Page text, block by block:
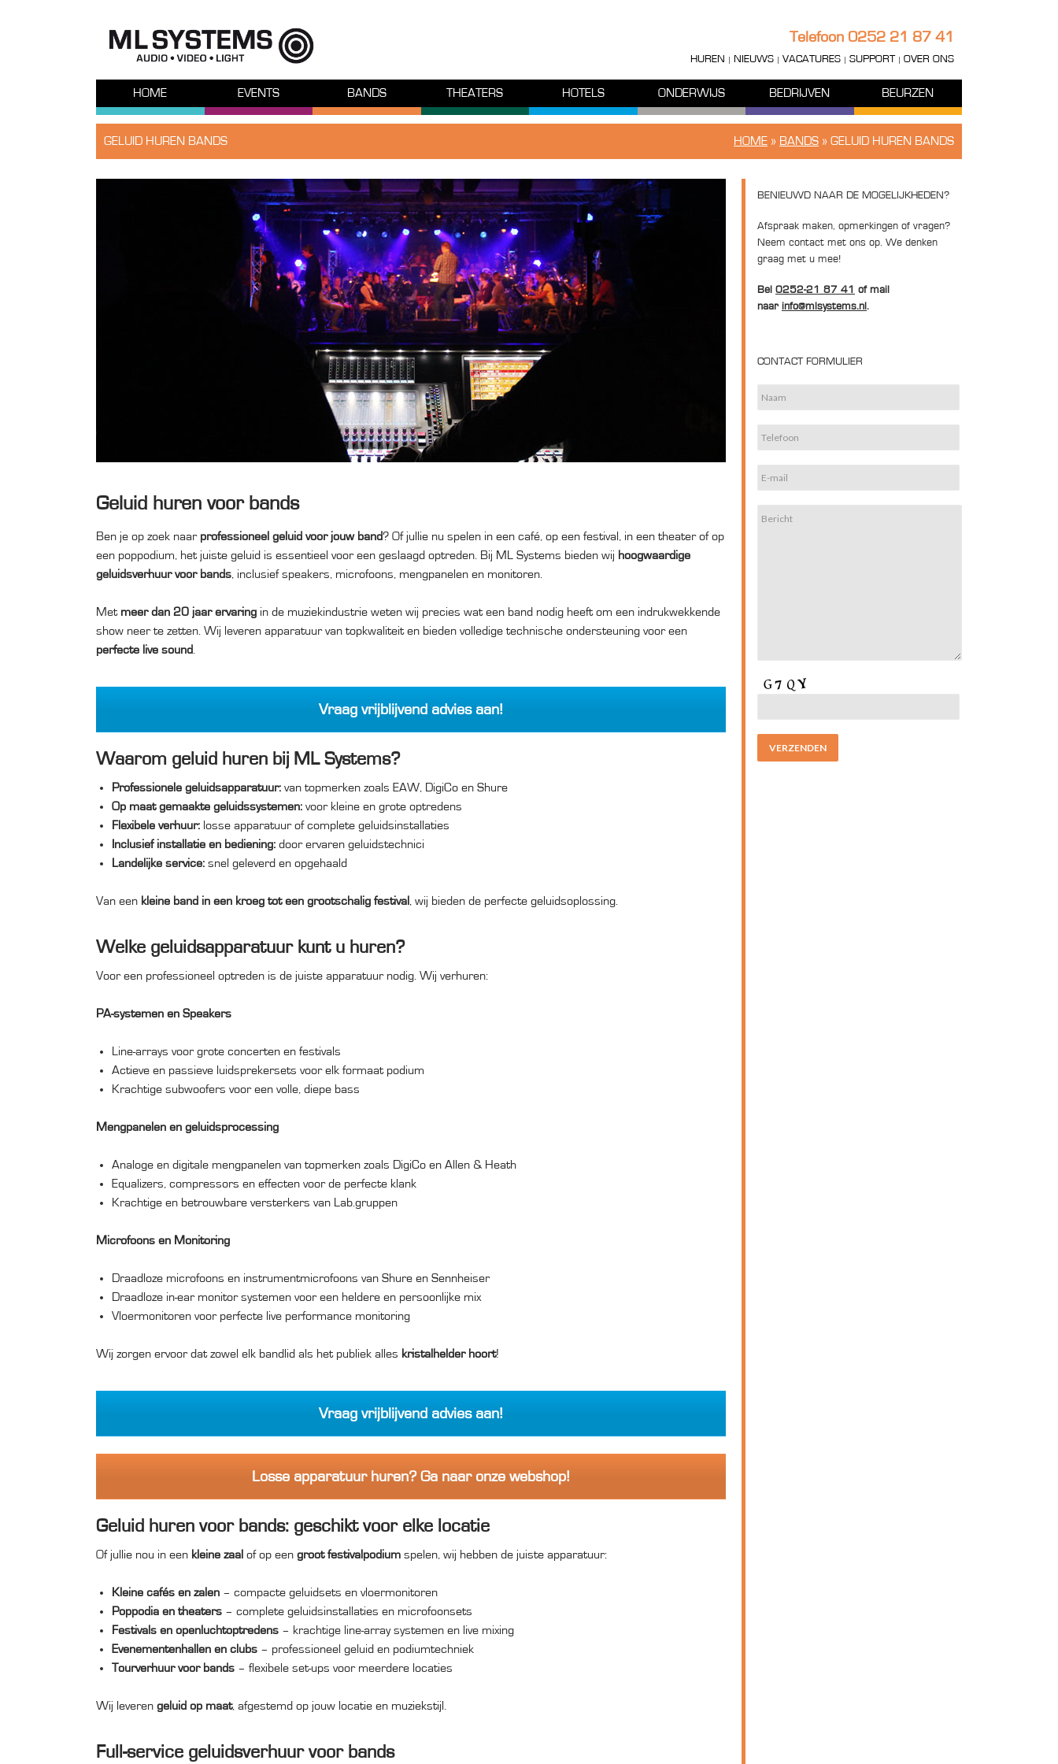
Telefoon 0252 21 87 41
HUREN NIEUWS VACATURES SUPPORT OVER ONS
HOME EVENTS BANDS THEATERS HOTELS ONDERWIJS BEDRIJVEN BEURZEN
GELUID HUREN BANDS HOME » BANDS » GELUID HUREN BANDS
Geluid huren voor bands
Ben je op zoek naar professioneel geluid voor jouw band? Of jullie nu spelen in een café, op een festival, in een theater of op
een poppodium, het juiste geluid is essentieel voor een geslaagd optreden. Bij ML Systems bieden wij hoogwaardige
geluidsverhuur voor bands , inclusief speakers, microfoons, mengpanelen en monitoren.
Met meer dan 20 jaar ervaring in de muziekindustrie weten wij precies wat een band nodig heeft om een indrukwekkende
show neer te zetten. Wij leveren apparatuur van topkwaliteit en bieden volledige technische ondersteuning voor een
perfecte live sound
Vraag vrijblijvend advies aan!
Waarom geluid huren bij ML Systems?
Professionele geluidsapparatuur: van topmerken zoals EAW, DigiCo en Shure
Op maat gemaakte geluidssystemen: voor kleine en grote optredens
Flexibele verhuur: losse apparatuur of complete geluidsinstallaties
Inclusief installatie en bediening: door ervaren geluidstechnici
Landelijke service: snel geleverd en opgehaald
Van een kleine band in een kroeg tot een grootschalig festival , wij bieden de perfecte geluidsoplossing.
Welke geluidsapparatuur kunt u huren?
Voor een professioneel optreden is de juiste apparatuur nodig. Wij verhuren:
PA-systemen en Speakers
Line-arrays voor grote concerten en festivals
Actieve en passieve luidsprekersets voor elk formaat podium
Krachtige subwoofers voor een volle, diepe bass
Mengpanelen en geluidsprocessing
Analoge en digitale mengpanelen van topmerken zoals DigiCo en Allen & Heath
Equalizers, compressors en effecten voor de perfecte klank
Krachtige en betrouwbare versterkers van Lab.gruppen
Microfoons en Monitoring
Draadloze microfoons en instrumentmicrofoons van Shure en Sennheiser
Draadloze in-ear monitor systemen voor een heldere en persoonlijke mix
Vloermonitoren voor perfecte live performance monitoring
Wij zorgen ervoor dat zowel elk bandlid als het publiek alles kristalhelder hoort!
Vraag vrijblijvend advies aan!
Losse apparatuur huren? Ga naar onze webshop!
Geluid huren voor bands: geschikt voor elke locatie
Of jullie nou in een kleine zaal of op een groot festivalpodium spelen, wij hebben de juiste apparatuur:
Kleine cafés en zalen – compacte geluidsets en vloermonitoren
Poppodia en theaters – complete geluidsinstallaties en microfoonsets
Festivals en openluchtoptredens – krachtige line-array systemen en live mixing
Evenementenhallen en clubs – professioneel geluid en podiumtechniek
Tourverhuur voor bands – flexibele set-ups voor meerdere locaties
Wij leveren geluid op maat, afgestemd op jouw locatie en muziekstijl.
Full-service geluidsverhuur voor bands
BENIEUWD NAAR DE MOGELIJKHEDEN?
Afspraak maken, opmerkingen of vragen?
Neem contact met ons op. We denken
graag met u mee!
Bel 0252-21 87 41 of mail
naar info@mlsystems.nl .
CONTACT FORMULIER